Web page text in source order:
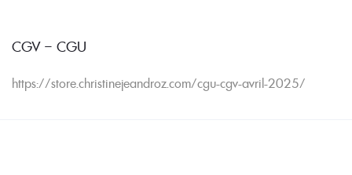
CGV – CGU
https://store.christinejeandroz.com/cgu-cgv-avril-2025/